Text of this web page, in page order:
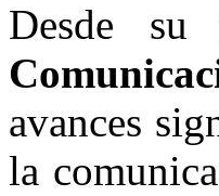
Desde
avances
la